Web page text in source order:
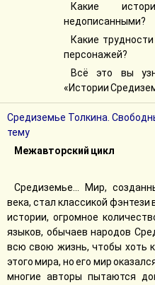
Какие
недописанными?
Какие
персонажей?
Всё это вы
«Истории
Средиземье Толкина.
тему
Межавторский цикл
Средиземье... Мир,
века, стал классикой
истории, огромное
языков, обычаев народов
всю свою жизнь, чтобы хоть
этого мира, но его мир
многие авторы пытаются